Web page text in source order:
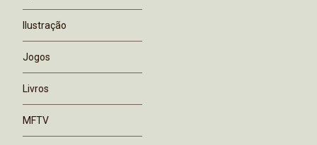
Ilustração
Jogos
Livros
MFTV